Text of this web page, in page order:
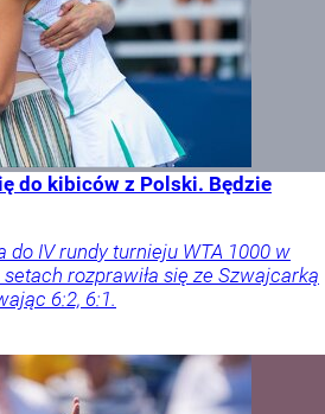
do kibiców z Polski. Będzie
do IV rundy turnieju WTA 1000 w
rozprawiła się ze Szwajcarką
6:2, 6:1.